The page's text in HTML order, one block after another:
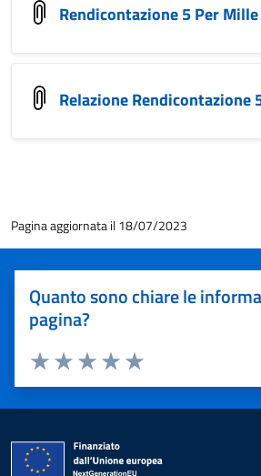
Rendicontazione 5 Per
Relazione Rendicontazione
Pagina aggiornata il 18/07/2023
Quanto sono chiare le
pagina?
Valuta 5 stelle su 5
Valuta 4 stelle su 5
Valuta 3 stelle su 5
Valuta 2 stelle su 5
Valuta 1 stelle su 5